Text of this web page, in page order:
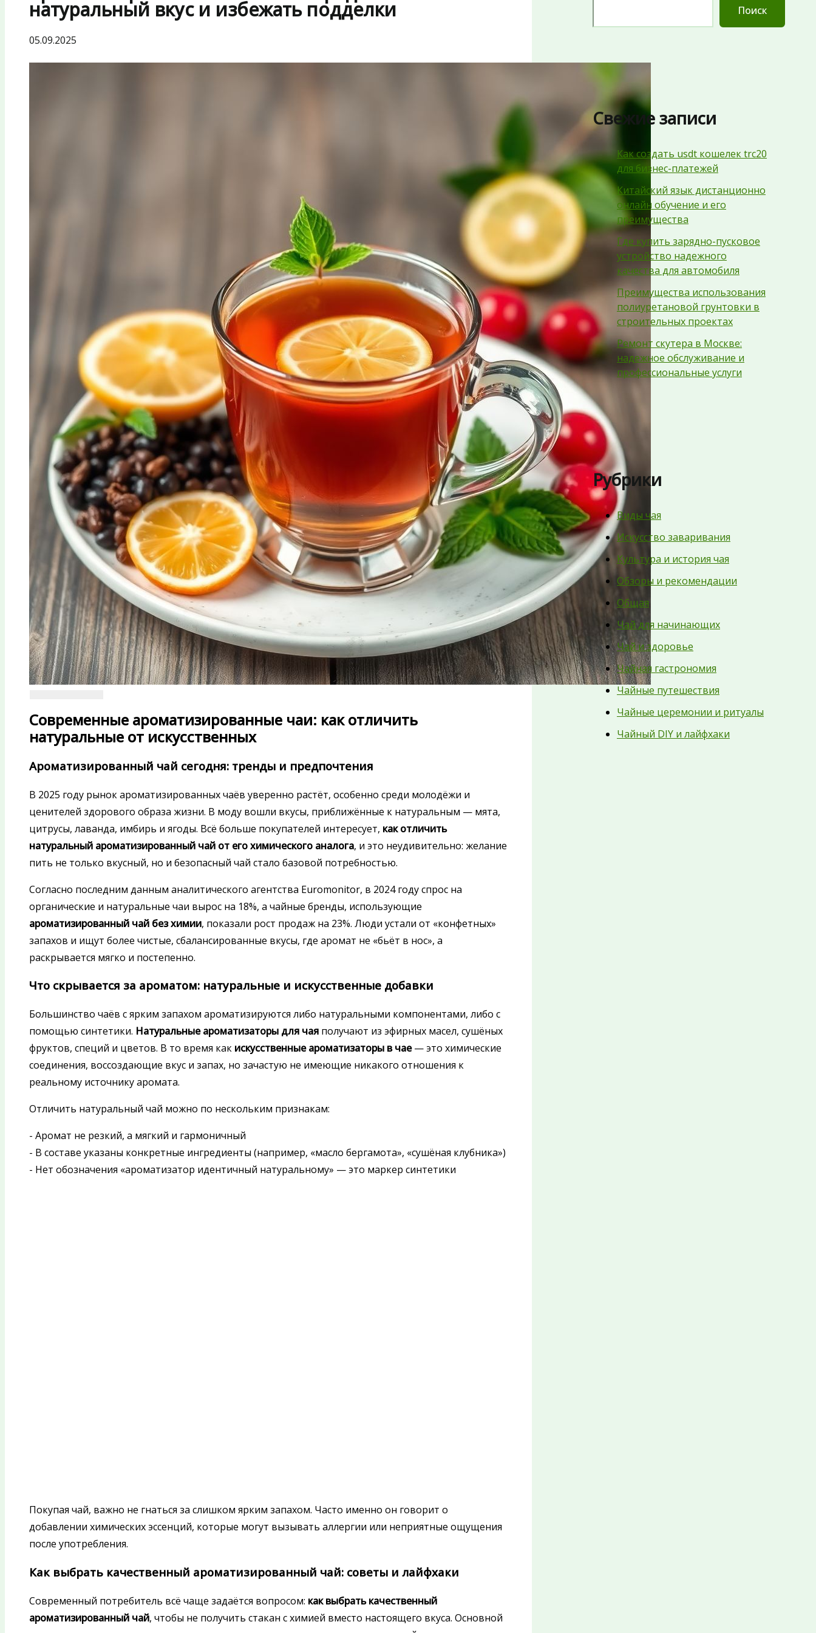
натуральный вкус и избежать подделки
05.09.2025
Современные ароматизированные чаи: как отличить
натуральные от искусственных
Ароматизированный чай сегодня: тренды и предпочтения
В 2025 году рынок ароматизированных чаёв уверенно растёт, особенно среди молодёжи и
ценителей здорового образа жизни. В моду вошли вкусы, приближённые к натуральным — мята,
цитрусы, лаванда, имбирь и ягоды. Всё больше покупателей интересует, как отличить
натуральный ароматизированный чай от его химического аналога, и это неудивительно: желание
пить не только вкусный, но и безопасный чай стало базовой потребностью.
Согласно последним данным аналитического агентства Euromonitor, в 2024 году спрос на
органические и натуральные чаи вырос на 18%, а чайные бренды, использующие
ароматизированный чай без химии, показали рост продаж на 23%. Люди устали от «конфетных»
запахов и ищут более чистые, сбалансированные вкусы, где аромат не «бьёт в нос», а
раскрывается мягко и постепенно.
Что скрывается за ароматом: натуральные и искусственные добавки
Большинство чаёв с ярким запахом ароматизируются либо натуральными компонентами, либо с
помощью синтетики. Натуральные ароматизаторы для чая получают из эфирных масел, сушёных
фруктов, специй и цветов. В то время как искусственные ароматизаторы в чае— это химические
соединения, воссоздающие вкус и запах, но зачастую не имеющие никакого отношения к
реальному источнику аромата.
Отличить натуральный чай можно по нескольким признакам:
- Аромат не резкий, а мягкий и гармоничный
- В составе указаны конкретные ингредиенты (например, «масло бергамота», «сушёная клубника»)
- Нет обозначения «ароматизатор идентичный натуральному» — это маркер синтетики
Покупая чай, важно не гнаться за слишком ярким запахом. Часто именно он говорит о
добавлении химических эссенций, которые могут вызывать аллергии или неприятные ощущения
после употребления.
Как выбрать качественный ароматизированный чай: советы и лайфхаки
Современный потребитель всё чаще задаётся вопросом: как выбрать качественный
ароматизированный чай, чтобы не получить стакан с химией вместо настоящего вкуса. Основной
Поиск
Свежие записи
Как создать usdt кошелек trc20
для бизнес-платежей
Китайский язык дистанционно
онлайн обучение и его
преимущества
Где купить зарядно-пусковое
устройство надежного
качества для автомобиля
Преимущества использования
полиуретановой грунтовки в
строительных проектах
Ремонт скутера в Москве:
надежное обслуживание и
профессиональные услуги
Рубрики
Виды чая
Искусство заваривания
Культура и история чая
Обзоры и рекомендации
Общая
Чай для начинающих
Чай и здоровье
Чайная гастрономия
Чайные путешествия
Чайные церемонии и ритуалы
Чайный DIY и лайфхаки